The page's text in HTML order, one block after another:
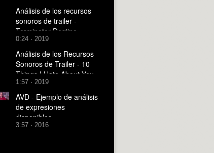
Análisis de los recursos
sonoros de trailer -
Terminator Destino
Oscuro (2019)
0:24 · 2019
Análisis de los Recursos
Sonoros de Trailer - 10
Things I Hate About You
(1999)
1:57 · 2019
AVD - Ejemplo de análisis
de expresiones
disponibles
3:57 · 2016